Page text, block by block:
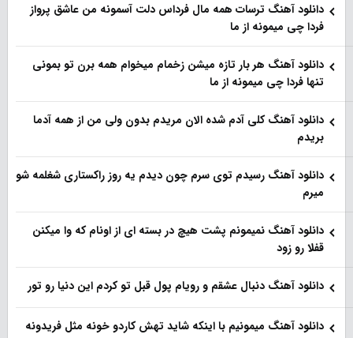
دانلود آهنگ ترسات همه مال فرداس دلت آسمونه من عاشق پرواز
فردا چی میمونه از ما
دانلود آهنگ هر بار تازه میشن زخمام میخوام همه برن تو بمونی
تنها فردا چی میمونه از ما
دانلود آهنگ کلی آدم شده الان مریدم بدون ولی من از همه آدما
بریدم
دانلود آهنگ رسیدم توی سرم چون دیدم یه روز راکستاری شغلمه شو
میرم
دانلود آهنگ نمیمونم پشت هیچ در بسته ای از اونام که وا میکنن
قفلا رو زود
دانلود آهنگ دنبال عشقم و رویام پول قبل تو کردم این دنیا رو تور
دانلود آهنگ میمونیم با اینکه شاید تهش کاردو خونه مثل فریدونه